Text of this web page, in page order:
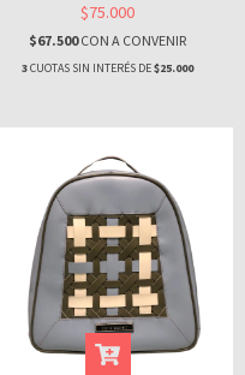
$75.000
$67.500CON A CONVENIR
3CUOTAS SIN INTERÉS DE$25.000